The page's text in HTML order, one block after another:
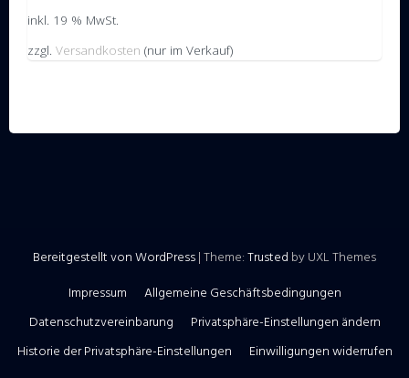
inkl. 19 % MwSt.
zzgl. Versandkosten (nur im Verkauf)
Bereitgestellt von WordPress|Theme:Trusted by UXL Themes
Impressum
Allgemeine Geschäftsbedingungen
Datenschutzvereinbarung
Privatsphäre-Einstellungen ändern
Historie der Privatsphäre-Einstellungen
Einwilligungen widerrufen